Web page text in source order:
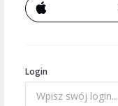
Login